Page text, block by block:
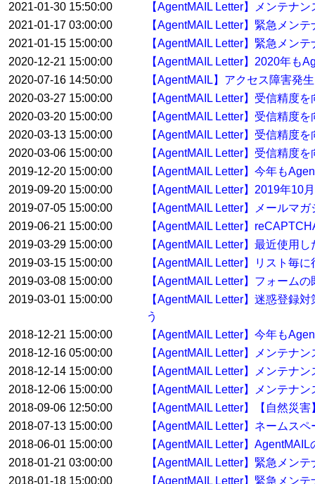
2021-01-30 15:50:00
【AgentMAIL Letter】メンテナ
2021-01-17 03:00:00
【AgentMAIL Letter】緊急メン
2021-01-15 15:00:00
【AgentMAIL Letter】緊急メン
2020-12-21 15:00:00
【AgentMAIL Letter】2020年も
2020-07-16 14:50:00
【AgentMAIL】アクセス障害発
2020-03-27 15:00:00
【AgentMAIL Letter】受信精度
2020-03-20 15:00:00
【AgentMAIL Letter】受信精度
2020-03-13 15:00:00
【AgentMAIL Letter】受信精度
2020-03-06 15:00:00
【AgentMAIL Letter】受信精度
2019-12-20 15:00:00
【AgentMAIL Letter】今年も
2019-09-20 15:00:00
【AgentMAIL Letter】2019年10
2019-07-05 15:00:00
【AgentMAIL Letter】メールマ
2019-06-21 15:00:00
【AgentMAIL Letter】
2019-03-29 15:00:00
【AgentMAIL Letter】最近使用
2019-03-15 15:00:00
【AgentMAIL Letter】リスト毎
2019-03-08 15:00:00
【AgentMAIL Letter】フォーム
2019-03-01 15:00:00
【AgentMAIL Letter】迷惑登録
う
2018-12-21 15:00:00
【AgentMAIL Letter】今年も
2018-12-16 05:00:00
【AgentMAIL Letter】メンテナ
2018-12-14 15:00:00
【AgentMAIL Letter】メンテナ
2018-12-06 15:00:00
【AgentMAIL Letter】メンテナ
2018-09-06 12:50:00
【AgentMAIL Letter】【自然災
2018-07-13 15:00:00
【AgentMAIL Letter】ネームス
2018-06-01 15:00:00
【AgentMAIL Letter】
2018-01-21 03:00:00
【AgentMAIL Letter】緊急メン
2018-01-18 15:00:00
【AgentMAIL Letter】緊急メン